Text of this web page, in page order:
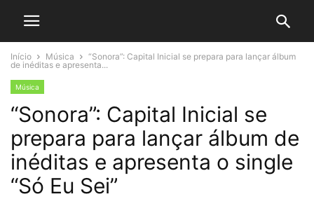
Início Música
“Sonora”: Capital Inicial se prepara para lançar álbum
de inéditas e apresenta...
Música
“Sonora”: Capital Inicial se
prepara para lançar álbum de
inéditas e apresenta o single
“Só Eu Sei”